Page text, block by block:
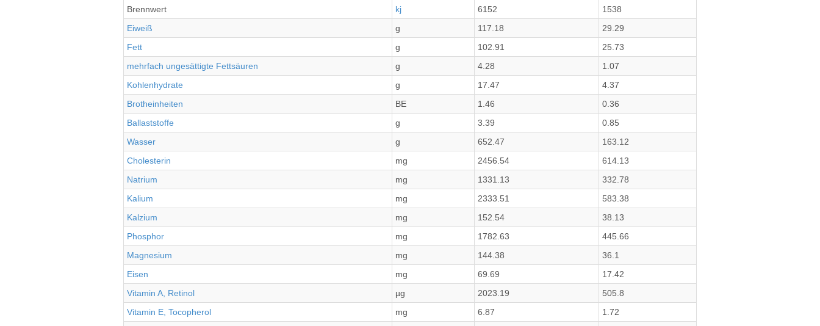
Brennwert
kj 6152
1538
Eiweiß
g 117.18
29.29
Fett
g 102.91
25.73
mehrfach ungesättigte Fettsäuren
g 4.28
1.07
Kohlenhydrate
g 17.47
4.37
Brotheinheiten
BE 1.46
0.36
Ballaststoffe
g 3.39
0.85
Wasser
g 652.47
163.12
Cholesterin
mg 2456.54
614.13
Natrium
mg 1331.13
332.78
Kalium
mg 2333.51
583.38
Kalzium
mg 152.54
38.13
Phosphor
mg 1782.63
445.66
Magnesium
mg 144.38
36.1
Eisen
mg 69.69
17.42
Vitamin A, Retinol
µg 2023.19
505.8
Vitamin E, Tocopherol
mg 6.87
1.72